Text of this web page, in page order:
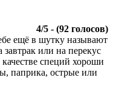
4/5 - (92 голосов)
ещё в шутку называют
или на перекус
специй хороши
паприка, острые или